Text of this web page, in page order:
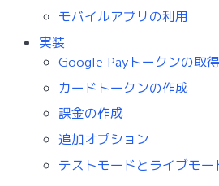
モバイルアプリの利用
実装
Google Payトークンの取得
カードトークンの作成
課金の作成
追加オプション
テストモードとライブモー